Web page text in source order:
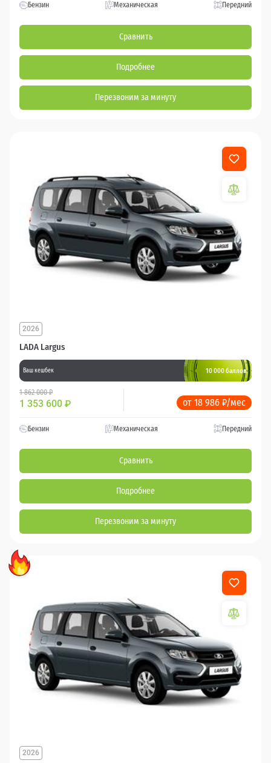
Бензин Механическая Передний
Сравнить
Подробнее
Перезвоним за минуту
LADA Largus
2026
Ваш кешбек 10 000 баллов
1 862 000 ₽
1 353 600 ₽ от 18 986 ₽/мес
Бензин Механическая Передний
Сравнить
Подробнее
Перезвоним за минуту
2026